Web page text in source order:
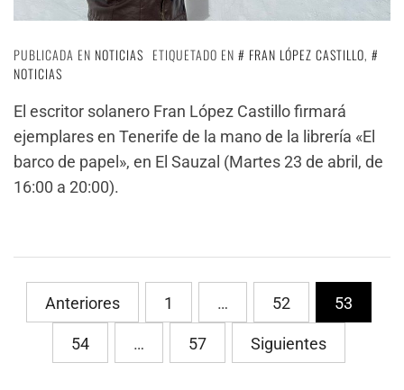
PUBLICADA EN NOTICIAS ETIQUETADO EN FRAN LÓPEZ CASTILLO,
NOTICIAS
El escritor solanero Fran López Castillo firmará
ejemplares en Tenerife de la mano de la librería «El
barco de papel», en El Sauzal (Martes 23 de abril, de
16:00 a 20:00).
Paginación
de
entradas
Anteriores 1 … 52 53
54 … 57 Siguientes